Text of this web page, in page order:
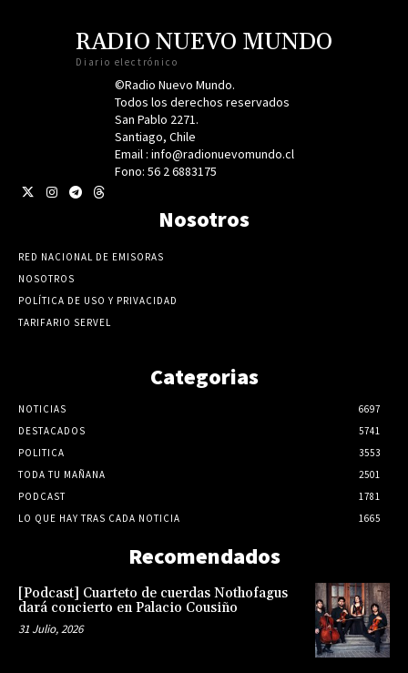
RADIO NUEVO MUNDO
Diario electrónico
©Radio Nuevo Mundo.
Todos los derechos reservados
San Pablo 2271.
Santiago, Chile
Email : info@radionuevomundo.cl
Fono: 56 2 6883175
Nosotros
RED NACIONAL DE EMISORAS
NOSOTROS
POLÍTICA DE USO Y PRIVACIDAD
TARIFARIO SERVEL
Categorias
NOTICIAS
6697
DESTACADOS
5741
POLITICA
3553
TODA TU MAÑANA
2501
PODCAST
1781
LO QUE HAY TRAS CADA NOTICIA
1665
Recomendados
[Podcast] Cuarteto de cuerdas Nothofagus
dará concierto en Palacio Cousiño
31 Julio, 2026